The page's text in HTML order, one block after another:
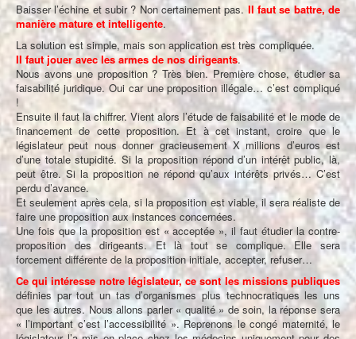
Baisser l’échine et subir ? Non certainement pas. Il faut se battre, de
manière mature et intelligente.
La solution est simple, mais son application est très compliquée.
Il faut jouer avec les armes de nos dirigeants.
Nous avons une proposition ? Très bien. Première chose, étudier sa
faisabilité juridique. Oui car une proposition illégale… c’est compliqué
!
Ensuite il faut la chiffrer. Vient alors l’étude de faisabilité et le mode de
financement de cette proposition. Et à cet instant, croire que le
législateur peut nous donner gracieusement X millions d’euros est
d’une totale stupidité. Si la proposition répond d’un intérêt public, là,
peut être. Si la proposition ne répond qu’aux intérêts privés… C’est
perdu d’avance.
Et seulement après cela, si la proposition est viable, il sera réaliste de
faire une proposition aux instances concernées.
Une fois que la proposition est « acceptée », il faut étudier la contre-
proposition des dirigeants. Et là tout se complique. Elle sera
forcement différente de la proposition initiale, accepter, refuser…
Ce qui intéresse notre législateur, ce sont les missions publiques
définies par tout un tas d’organismes plus technocratiques les uns
que les autres. Nous allons parler « qualité » de soin, la réponse sera
« l’important c’est l’accessibilité ». Reprenons le congé maternité, le